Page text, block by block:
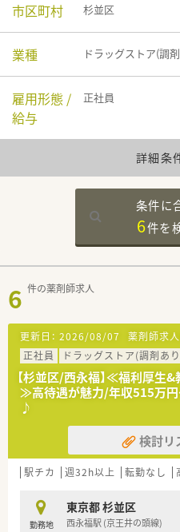
市区町村 杉並区
業種 ドラッグストア(調
雇用形態 /
給与
正社員
詳細条
条件に
6件を
6 件の薬剤師求人
更新日： 2026/08/07 薬剤師求人
正社員
ドラッグストア(調剤あ
【杉並区/西永福】≪福利厚生
≫高待遇が魅力/年収515万円
♪
検討リ
駅チカ 週32h以上 転勤なし
勤務地
東京都 杉並区
西永福駅 (京王井の頭線)